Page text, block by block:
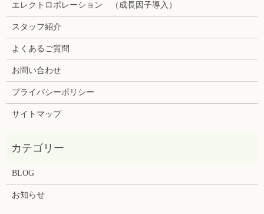
エレクトロポレーション （成長因子導入）
スタッフ紹介
よくあるご質問
お問い合わせ
プライバシーポリシー
サイトマップ
BLOG
お知らせ